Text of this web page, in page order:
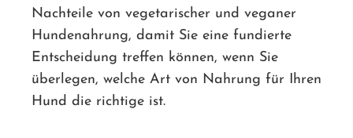
Nachteile von vegetarischer und veganer
Hundenahrung, damit Sie eine fundierte
Entscheidung treffen können, wenn Sie
überlegen, welche Art von Nahrung für Ihren
Hund die richtige ist.